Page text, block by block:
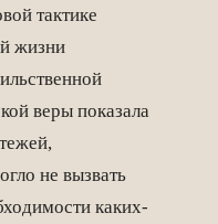
тактике
жизни
веры показала
не вызвать
каких-